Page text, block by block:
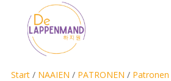
Start/ NAAIEN / PATRONEN / Patronen